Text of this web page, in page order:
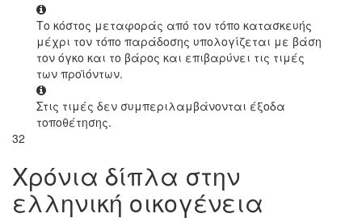
Το κόστος μεταφοράς από τον τόπο κατασκευής
μέχρι τον τόπο παράδοσης υπολογίζεται με βάση
τον όγκο και το βάρος και επιβαρύνει τις τιμές
των προϊόντων.
Στις τιμές δεν συμπεριλαμβάνονται έξοδα
τοποθέτησης.
32
Χρόνια δίπλα στην
ελληνική οικογένεια